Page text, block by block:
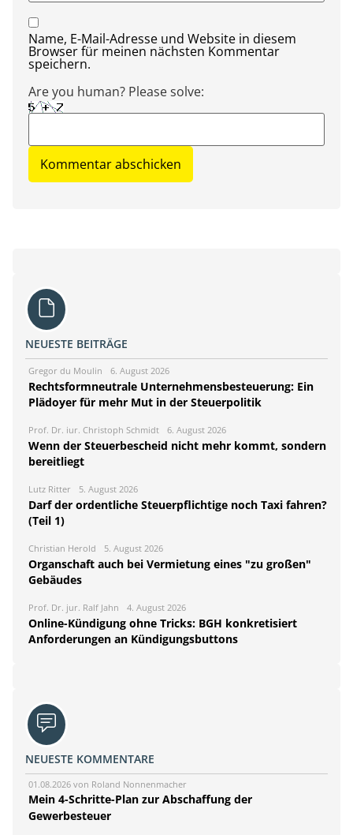
Name, E-Mail-Adresse und Website in diesem
Browser für meinen nächsten Kommentar
speichern.
Are you human? Please solve:
NEUESTE BEITRÄGE
Gregor du Moulin 6. August 2026
Rechtsformneutrale Unternehmensbesteuerung: Ein
Plädoyer für mehr Mut in der Steuerpolitik
Prof. Dr. iur. Christoph Schmidt 6. August 2026
Wenn der Steuerbescheid nicht mehr kommt, sondern
bereitliegt
Lutz Ritter 5. August 2026
Darf der ordentliche Steuerpflichtige noch Taxi fahren?
(Teil 1)
Christian Herold 5. August 2026
Organschaft auch bei Vermietung eines "zu großen"
Gebäudes
Prof. Dr. jur. Ralf Jahn 4. August 2026
Online-Kündigung ohne Tricks: BGH konkretisiert
Anforderungen an Kündigungsbuttons
NEUESTE KOMMENTARE
01.08.2026 von Roland Nonnenmacher
Mein 4-Schritte-Plan zur Abschaffung der
Gewerbesteuer